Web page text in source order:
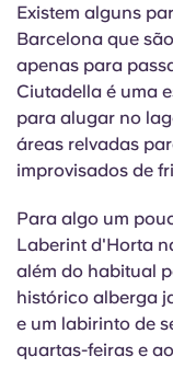
Existem alguns
Barcelona que
apenas para
Ciutadella é uma
para alugar no
áreas relvadas
improvisados de
Para algo um
Laberint d'Horta
além do habitual
histórico alberga
e um labirinto de
quartas-feiras e